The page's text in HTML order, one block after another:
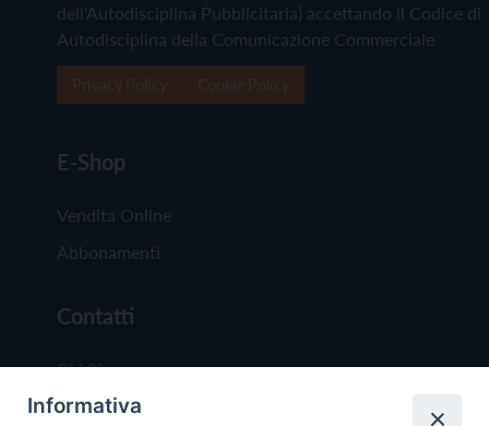
dell'Autodisciplina Pubblicitaria) accettando il Codice di
Autodisciplina della Comunicazione Commerciale
E-Shop
Vendita Online
Abbonamenti
Contatti
Chi Siamo
Redazione
Informativa